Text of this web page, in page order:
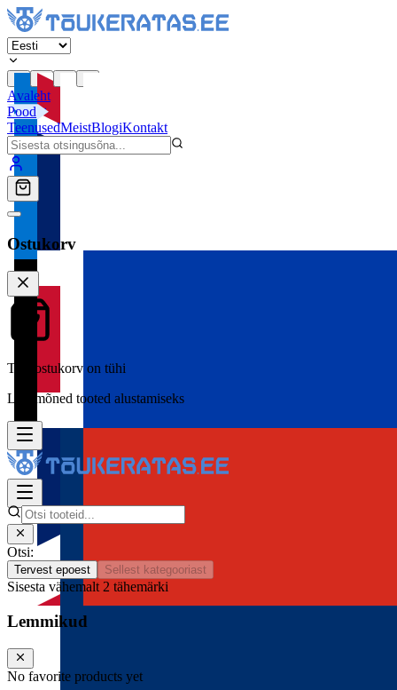
Avaleht
Pood
TeenusedMeistBlogiKontakt
Ostukorv
Teie ostukorv on tühi
Lisa mõned tooted alustamiseks
Otsi:
Tervest epoest Sellest kategooriast
Sisesta vähemalt 2 tähemärki
Lemmikud
No favorite products yet